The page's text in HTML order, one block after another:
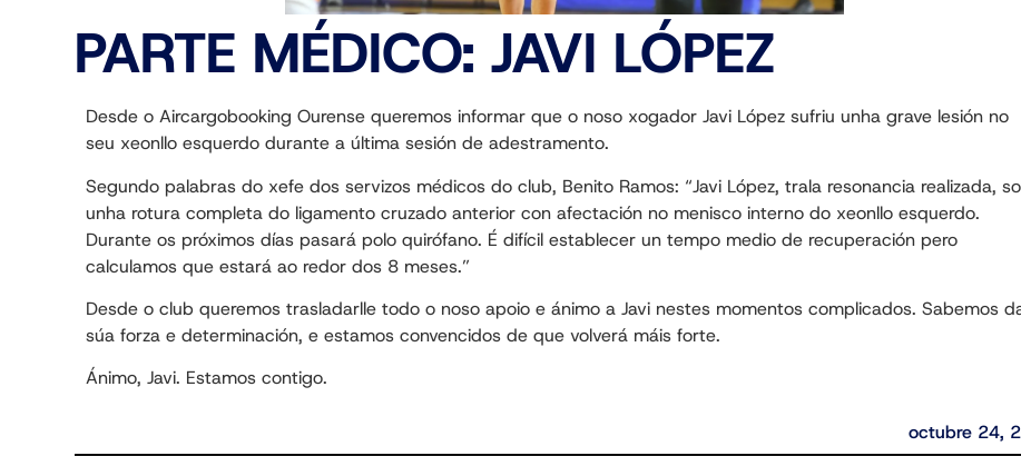
PARTE MÉDICO: JAVI LÓPEZ
Desde o Aircargobooking Ourense queremos informar que o noso xogador Javi López sufriu unha grave lesión no
seu xeonllo esquerdo durante a última sesión de adestramento.
Segundo palabras do xefe dos servizos médicos do club, Benito Ramos: “Javi López, trala resonancia realizada,
unha rotura completa do ligamento cruzado anterior con afectación no menisco interno do xeonllo esquerdo.
Durante os próximos días pasará polo quirófano. É difícil establecer un tempo medio de recuperación pero
calculamos que estará ao redor dos 8 meses.”
Desde o club queremos trasladarlle todo o noso apoio e ánimo a Javi nestes momentos complicados. Sabemos
súa forza e determinación, e estamos convencidos de que volverá máis forte.
Ánimo, Javi. Estamos contigo.
octubre 24,